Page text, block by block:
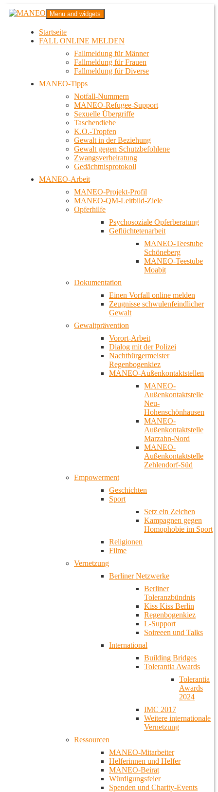
Zum
InhaltMANEO
Das schwule Anti-Gewalt-Projekt in Berlin
Menu and widgets
Startseite
FALL ONLINE MELDEN
Fallmeldung für Männer
Fallmeldung für Frauen
Fallmeldung für Diverse
MANEO-Tipps
Notfall-Nummern
MANEO-Refugee-Support
Sexuelle Übergriffe
Taschendiebe
K.O.-Tropfen
Gewalt in der Beziehung
Gewalt gegen Schutzbefohlene
Zwangsverheiratung
Gedächtnisprotokoll
MANEO-Arbeit
MANEO-Projekt-Profil
MANEO-QM-Leitbild-Ziele
Opferhilfe
Psychosoziale Opferberatung
Geflüchtetenarbeit
MANEO-Teestube
Schöneberg
MANEO-Teestube
Moabit
Dokumentation
Einen Vorfall online melden
Zeugnisse schwulenfeindlicher
Gewalt
Gewaltprävention
Vorort-Arbeit
Dialog mit der Polizei
Nachtbürgermeister
Regenbogenkiez
MANEO-Außenkontaktstellen
MANEO-
Außenkontaktstelle
Neu-
Hohenschönhausen
MANEO-
Außenkontaktstelle
Marzahn-Nord
MANEO-
Außenkontaktstelle
Zehlendorf-Süd
Empowerment
Geschichten
Sport
Setz ein Zeichen
Kampagnen gegen
Homophobie im Sport
Religionen
Filme
Vernetzung
Berliner Netzwerke
Berliner
Toleranzbündnis
Kiss Kiss Berlin
Regenbogenkiez
L-Support
Soireeen und Talks
International
Building Bridges
Tolerantia Awards
Tolerantia
Awards
2024
IMC 2017
Weitere internationale
Vernetzung
Ressourcen
MANEO-Mitarbeiter
Helferinnen und Helfer
MANEO-Beirat
Würdigungsfeier
Spenden und Charity-Events